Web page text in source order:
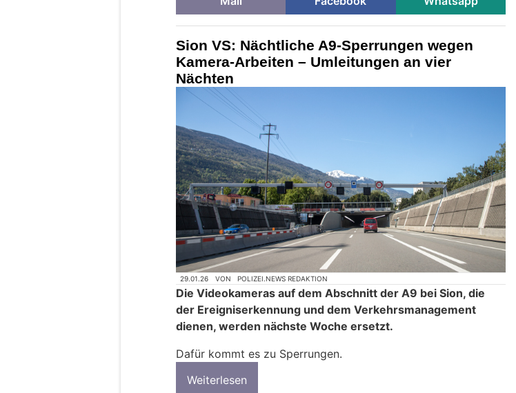
Sion VS: Nächtliche A9-Sperrungen wegen
Kamera-Arbeiten – Umleitungen an vier
Nächten
29.01.26 VON POLIZEI.NEWS REDAKTION
Die Videokameras auf dem Abschnitt der A9 bei Sion, die
der Ereigniserkennung und dem Verkehrsmanagement
dienen, werden nächste Woche ersetzt.
Dafür kommt es zu Sperrungen.
Weiterlesen